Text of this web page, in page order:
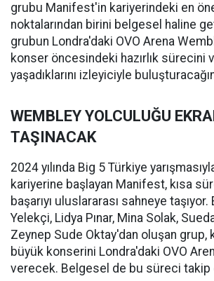
grubu Manifest'in kariyerindeki en
noktalarından birini belgesel haline
grubun Londra'daki OVO Arena
konser öncesindeki hazırlık sürecini
yaşadıklarını izleyiciyle
WEMBLEY YOLCULUĞU
TAŞINACAK
2024 yılında Big 5 Türkiye
kariyerine başlayan Manifest, kısa
başarıyı uluslararası sahneye taşıyor.
Yelekçi, Lidya Pınar, Mina Solak,
Zeynep Sude Oktay'dan oluşan grup,
büyük konserini Londra'daki OVO
verecek. Belgesel de bu süreci takip